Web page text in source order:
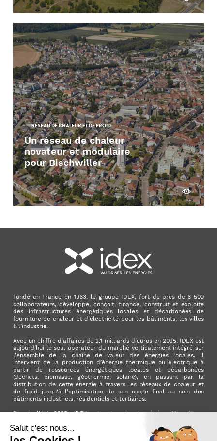
RÉSEAU DE CHALEUR ET DE FROID
Un réseau de chaleur
novateur et modulaire
pour Bischwiller
Découvrir
Fondé en France en 1963, le groupe IDEX, fort de près de 6 500
collaborateurs, développe, conçoit, finance, construit et exploite
des infrastructures énergétiques locales et décarbonées de
fourniture de chaleur et d’électricité pour les bâtiments, les villes
& l’industrie.
Avec un chiffre d’affaires de 2,1 milliards d’euros en 2025, IDEX est
aujourd’hui le seul opérateur du marché verticalement intégré sur
l’ensemble de la chaîne de valeur des énergies locales. Il
intervient de la production d’énergie thermique ou électrique à
partir de ressources énergétiques locales et décarbonées
(déchets, biomasse, géothermie, solaire), en passant par la
distribution de cette énergie à travers les réseaux de chaleur et
de froid jusqu'à l’optimisation de son usage final au sein des
bâtiments industriels, résidentiels et tertiaires.
Depuis l’été 2025, IDEX est entreprise à mission. Une étape
positif pour la planète et pour la société.